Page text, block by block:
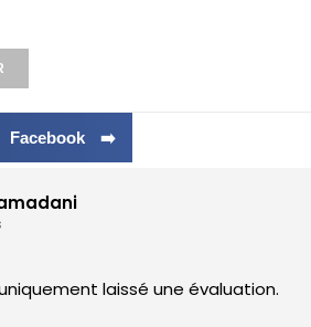
Facebook ➡️
laissé une évaluation.